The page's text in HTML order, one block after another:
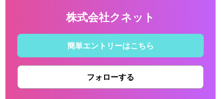
株式会社クネット
簡単エントリーはこちら
フォローする